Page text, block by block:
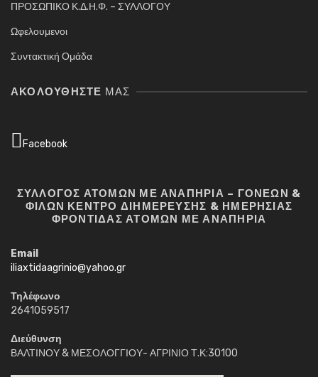
ΠΡΟΣΩΠΙΚΟ Κ.Δ.Η.Φ. – ΣΥΛΛΟΓΟΥ
Ωφελουμενοι
Συντακτική Ομάδα
ΑΚΟΛΟΥΘΉΣΤΕ ΜΑΣ
Facebook
ΣΥΛΛΟΓΟΣ ΑΤΟΜΩΝ ΜΕ ΑΝΑΠΗΡΙΑ – ΓΟΝΕΩΝ &
ΦΙΛΩΝ ΚΕΝΤΡΟ ΔΙΗΜΕΡΕΥΣΗΣ & ΗΜΕΡΗΣΙΑΣ
ΦΡΟΝΤΙΔΑΣ ΑΤΟΜΩΝ ΜΕ ΑΝΑΠΗΡΙΑ
Email
iliaxtidaagrinio@yahoo.gr
Τηλέφωνο
2641059517
Διεύθυνση
ΒΑΛΤΙΝΟΥ & ΜΕΣΟΛΟΓΓΙΟΥ- ΑΓΡΙΝΙΟ Τ.Κ:30100